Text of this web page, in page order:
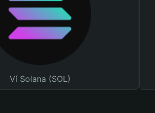
Ví Solana (SOL)